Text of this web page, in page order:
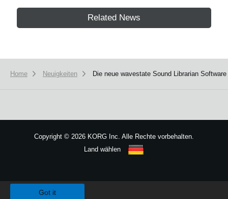
Related News
Home Neuigkeiten Die neue wavestate Sound Librarian
Copyright © 2026 KORG Inc. Alle Rechte vorbehalten.
Land wählen
Got it